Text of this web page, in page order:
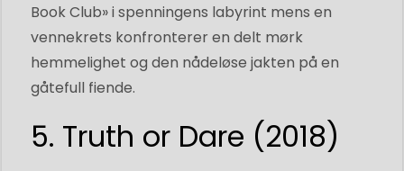
Book Club» i spenningens labyrint mens en
vennekrets konfronterer en delt mørk
hemmelighet og den nådeløse jakten på en
gåtefull fiende.
5. Truth or Dare (2018)